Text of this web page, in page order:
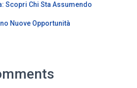
Scopri Chi Sta Assumendo
Nuove Opportunità